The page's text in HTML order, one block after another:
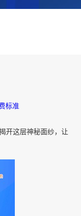
标准
开这层神秘面纱，让